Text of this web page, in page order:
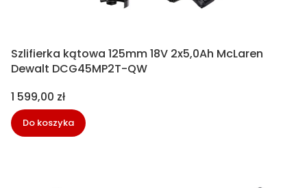
Szlifierka kątowa 125mm 18V 2x5,0Ah McLaren
Dewalt DCG45MP2T-QW
Cena
1 599,00 zł
Do koszyka